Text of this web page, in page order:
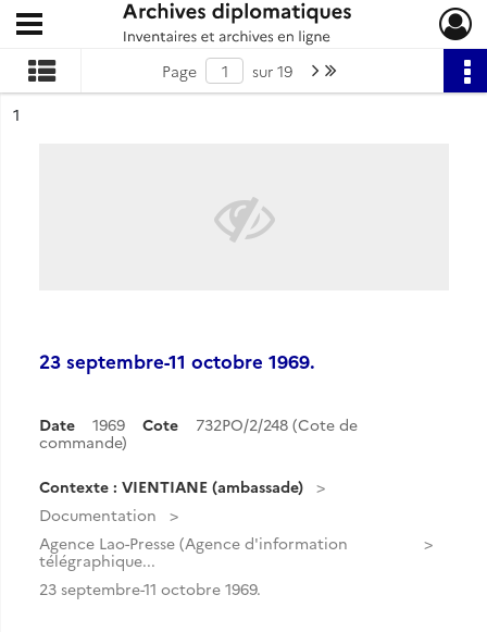
Archives diplomatiques
Ouvrir le menu déroulant
Page sur 19 Page suivante : 1/19
n°
1
23 septembre-11 octobre 1969.
Date 1969 Cote
732PO/2/248 (Cote de
commande)
Contexte : VIENTIANE (ambassade)
Documentation
Agence Lao-Presse (Agence d'information
télégraphique...
23 septembre-11 octobre 1969.